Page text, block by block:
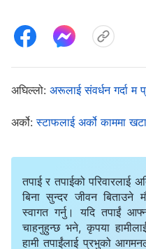
उनले सिद्धान्तहरू राम्ररी
गरेकी थिइन्, र मैले उनलाई
शुएलाई मार्गदर्शन गर्नमा
मानिसहरूलाई संवर्धन
भयो, र झाओ शुएले केही
आफ्नो पूरा शक्ति लगाएर
अघिल्लो: अरूलाई संवर्धन गर्दा म
अर्को:स्टाफलाई अर्को काममा
तपाई र तपाईको परिवारलाई
बिना सुन्दर जीवन बिताउने
स्वागत गर्नु। यदि तपाईं
चाहनुहुन्छ भने, कृपया
हामी तपाईंलाई प्रभुको